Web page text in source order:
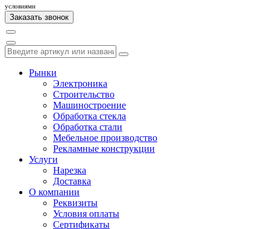
условиями
Рынки
Электроника
Строительство
Машиностроение
Обработка стекла
Обработка стали
Мебельное производство
Рекламные конструкции
Услуги
Нарезка
Доставка
О компании
Реквизиты
Условия оплаты
Сертификаты